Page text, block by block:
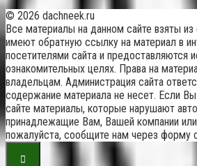
© 2026 dachneek.ru
Все материалы на данном сайте взяты
имеют обратную ссылку на материал в
посетителями сайта и предоставляются
ознакомительных целях. Права на
владельцам. Администрация сайта
содержание материала не несет. Если
сайте материалы, которые нарушают
принадлежащие Вам, Вашей компании или
пожалуйста, сообщите нам через форму